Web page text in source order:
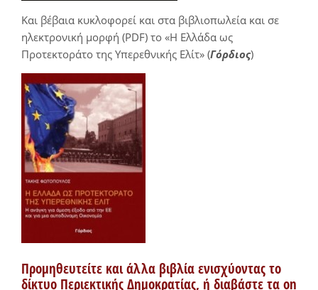
Και βέβαια κυκλοφορεί και στα βιβλιοπωλεία και σε
ηλεκτρονική μορφή (PDF) το «Η Ελλάδα ως
Προτεκτοράτο της Υπερεθνικής Ελίτ» (Γόρδιος)
Προμηθευτείτε και άλλα βιβλία ενισχύοντας το
δίκτυο Περιεκτικής Δημοκρατίας, ή διαβάστε τα on